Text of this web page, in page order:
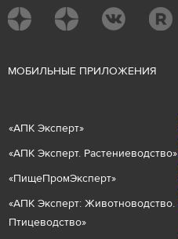
МОБИЛЬНЫЕ ПРИЛОЖЕНИЯ
«АПК Эксперт»
«АПК Эксперт. Растениеводство»
«ПищеПромЭксперт»
«АПК Эксперт: Животноводство.
Птицеводство»